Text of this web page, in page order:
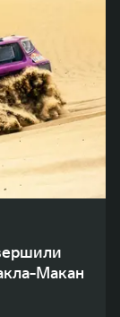
Макан